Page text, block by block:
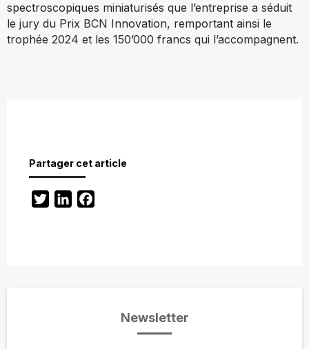
spectroscopiques miniaturisés que l’entreprise a séduit
le jury du Prix BCN Innovation, remportant ainsi le
trophée 2024 et les 150’000 francs qui l’accompagnent.
Partager cet article
TwitterLinkedIn
Newsletter